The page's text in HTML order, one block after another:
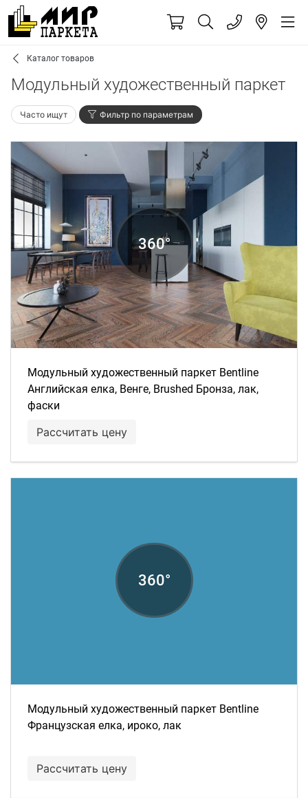
Каталог товаров
Модульный художественный паркет
Часто ищут Фильтр по параметрам
Модульный художественный паркет Bentline
Английская елка, Венге, Brushed Бронза, лак,
фаски
Рассчитать цену
Модульный художественный паркет Bentline
Французская елка, ироко, лак
Рассчитать цену